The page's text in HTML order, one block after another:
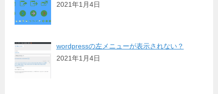
2021年1月4日
wordpressの左メニューが表示されない？
2021年1月4日